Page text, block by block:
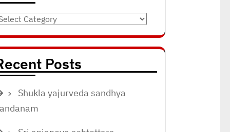
Posts
Shukla yajurveda sandhya